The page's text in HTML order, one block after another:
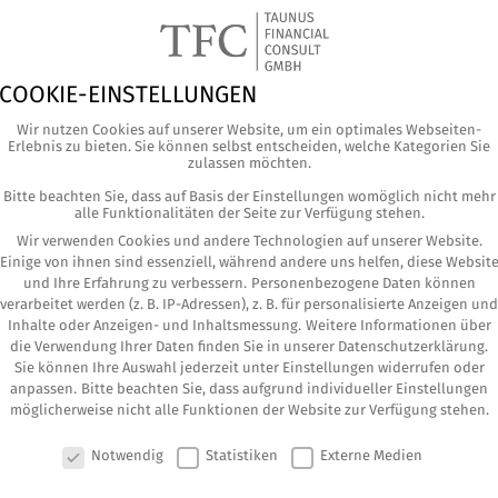
Spar­plä­ne in Deutsch­land gewach­sen.
muss ergänzt und neu auf­ge­stellt
wich­tig, Alter­na­ti­ven zu der gesetz­li­chen
COOKIE-EINSTELLUNGEN
Wir nutzen Cookies auf unserer Website, um ein optimales Webseiten-
Erlebnis zu bieten. Sie können selbst entscheiden, welche Kategorien Sie
zulassen möchten.
Bitte beachten Sie, dass auf Basis der Einstellungen womöglich nicht mehr
alle Funktionalitäten der Seite zur Verfügung stehen.
Wir verwenden Cookies und andere Technologien auf unserer Website.
Einige von ihnen sind essenziell, während andere uns helfen, diese Website
und Ihre Erfahrung zu verbessern. Personenbezogene Daten können
verarbeitet werden (z. B. IP-Adressen), z. B. für personalisierte Anzeigen und
Inhalte oder Anzeigen- und Inhaltsmessung. Weitere Informationen über
die Verwendung Ihrer Daten finden Sie in unserer Datenschutzerklärung.
Sie können Ihre Auswahl jederzeit unter Einstellungen widerrufen oder
anpassen. Bitte beachten Sie, dass aufgrund individueller Einstellungen
möglicherweise nicht alle Funktionen der Website zur Verfügung stehen.
Notwendig
Statistiken Externe Medien